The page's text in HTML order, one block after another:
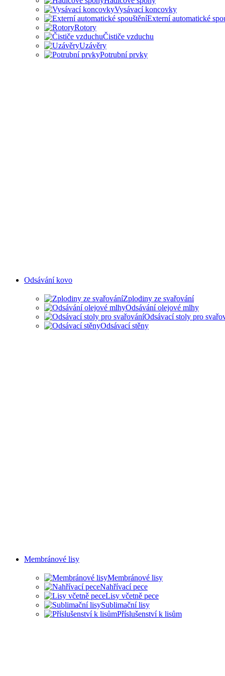
Vysávací koncovky
Externí automatické
Rotory
Čističe vzduchu
Uzávěry
Potrubní prvky
Odsávání kovo
Zplodiny ze svařování
Odsávání olejové mlhy
Odsávací stoly pro
Odsávací stěny
Membránové lisy
Membránové lisy
Nahřívací pece
Lisy včetně pece
Sublimační lisy
Příslušenství k lisům